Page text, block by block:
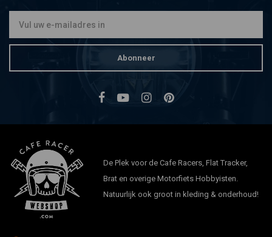
Abonneer
De Plek voor de Cafe Racers, Flat Tracker,
Brat en overige Motorfiets Hobbyisten.
Natuurlijk ook groot in kleding & onderhoud!